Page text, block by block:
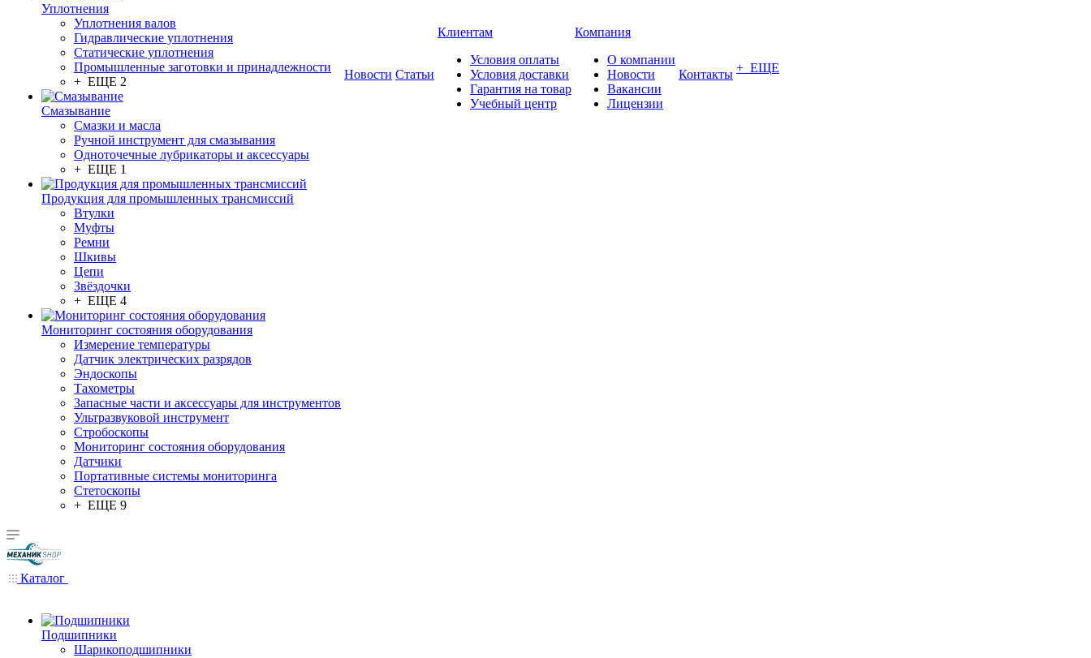
Уплотнения
Уплотнения валов
Гидравлические уплотнения
Статические уплотнения
Промышленные заготовки и принадлежности
+ ЕЩЕ 2
Смазывание
Смазки и масла
Ручной инструмент для смазывания
Одноточечные лубрикаторы и аксессуары
+ ЕЩЕ 1
Продукция для промышленных трансмиссий
Втулки
Муфты
Ремни
Шкивы
Цепи
Звёздочки
+ ЕЩЕ 4
Мониторинг состояния оборудования
Измерение температуры
Датчик электрических разрядов
Эндоскопы
Тахометры
Запасные части и аксессуары для инструментов
Ультразвуковой инструмент
Стробоскопы
Мониторинг состояния оборудования
Датчики
Портативные системы мониторинга
Стетоскопы
+ ЕЩЕ 9
Новости Статьи
Клиентам
Условия оплаты
Условия доставки
Гарантия на товар
Учебный центр
Компания
О компании
Новости
Вакансии
Лицензии
Контакты + ЕЩЕ
Каталог
Подшипники
Шарикоподшипники